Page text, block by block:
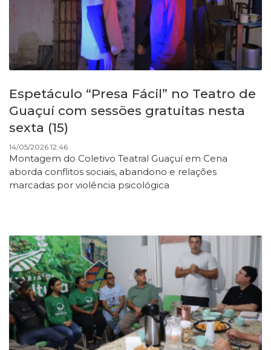
Espetáculo “Presa Fácil” no Teatro de
Guaçuí com sessões gratuitas nesta
sexta (15)
14/05/2026 12:46
Montagem do Coletivo Teatral Guaçuí em Cena
aborda conflitos sociais, abandono e relações
marcadas por violência psicológica